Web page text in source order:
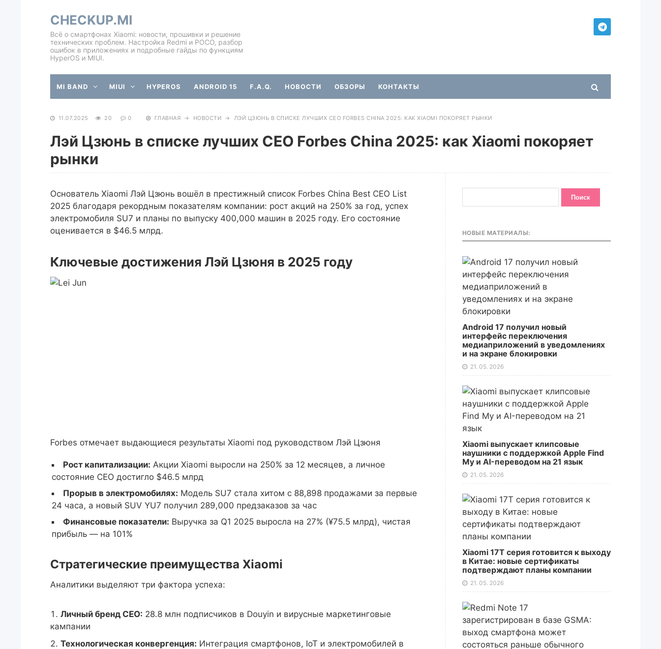
CHECKUP.MI
Всё о смартфонах Xiaomi: новости, прошивки и решение
технических проблем. Настройка Redmi и POCO, разбор
ошибок в приложениях и подробные гайды по функциям
HyperOS и MIUI.
MI BAND MIUI HYPEROS ANDROID 15 F.A.Q. НОВОСТИ ОБЗОРЫ КОНТАКТЫ
11.07.2025 20 0 ГЛАВНАЯ → НОВОСТИ → ЛЭЙ ЦЗЮНЬ В СПИСКЕ ЛУЧШИХ CEO FORBES CHINA 2025: КАК XIAOMI ПОКОРЯЕТ РЫНКИ
Лэй Цзюнь в списке лучших CEO Forbes China 2025: как Xiaomi покоряет
рынки
Основатель Xiaomi Лэй Цзюнь вошёл в престижный список Forbes China Best CEO List
2025 благодаря рекордным показателям компании: рост акций на 250% за год, успех
электромобиля SU7 и планы по выпуску 400,000 машин в 2025 году. Его состояние
оценивается в $46.5 млрд.
Ключевые достижения Лэй Цзюня в 2025 году
Forbes отмечает выдающиеся результаты Xiaomi под руководством Лэй Цзюня
Рост капитализации: Акции Xiaomi выросли на 250% за 12 месяцев, а личное
состояние CEO достигло $46.5 млрд
Прорыв в электромобилях: Модель SU7 стала хитом с 88,898 продажами за первые
24 часа, а новый SUV YU7 получил 289,000 предзаказов за час
Финансовые показатели: Выручка за Q1 2025 выросла на 27% (¥75.5 млрд), чистая
прибыль — на 101%
Стратегические преимущества Xiaomi
Аналитики выделяют три фактора успеха:
Личный бренд CEO: 28.8 млн подписчиков в Douyin и вирусные маркетинговые
кампании
Технологическая конвергенция: Интеграция смартфонов, IoT и электромобилей в
НОВЫЕ МАТЕРИАЛЫ:
Android 17 получил новый
интерфейс переключения
медиаприложений в уведомлениях
и на экране блокировки
21. 05. 2026
Xiaomi выпускает клипсовые
наушники с поддержкой Apple Find
My и AI-переводом на 21 язык
21. 05. 2026
Xiaomi 17T серия готовится к выходу
в Китае: новые сертификаты
подтверждают планы компании
21. 05. 2026